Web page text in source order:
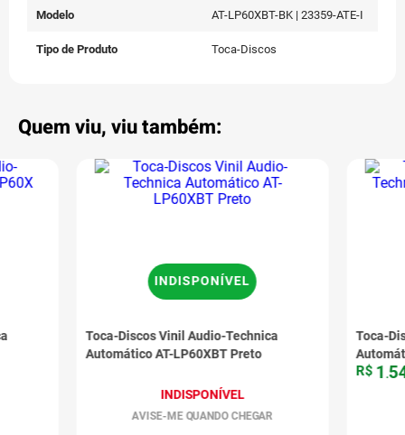
Modelo AT-LP60XBT-BK | 23359-ATE-I
Tipo de Produto Toca-Discos
Quem viu, viu também:
Toca-Discos Vinil Audio-Technica
Automático AT-LP60XBT Preto
INDISPONÍVEL
AVISE-ME QUANDO CHEGAR
INDISPONÍVEL
Toca-
R$ 1 .